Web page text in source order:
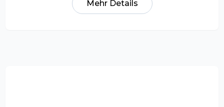
Mehr Details